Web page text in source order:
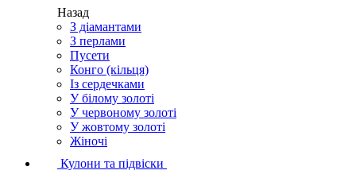
Назад
З діамантами
З перлами
Пусети
Конго (кільця)
Із сердечками
У білому золоті
У червоному золоті
У жовтому золоті
Жіночі
Кулони та підвіски